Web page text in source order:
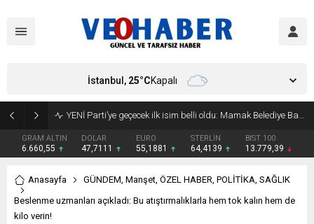
YENİ Parti’ye geçecek ilk isim belli oldu: Mamak Belediye Başkanı CHP’den istifa etti
GRAM ALTIN
6.660,55
DOLAR
47,7111
EURO
55,1881
STERLİN
64,4139
BIST 100
13.779,39
İstanbul, 25°CKapalı
Anasayfa GÜNDEM, Manşet, ÖZEL HABER, POLİTİKA, SAĞLIK
Beslenme uzmanları açıkladı: Bu atıştırmalıklarla hem tok kalın hem de
kilo verin!